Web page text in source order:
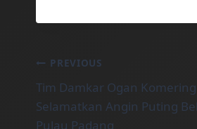
Post
navigation
PREVIOUS
Tim Damkar Ogan
Selamatkan Angin Puting
Pulau Padang